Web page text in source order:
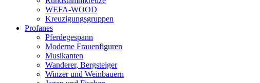
WEFA-WOOD
Kreuzigungsgruppen
Profanes
Pferdegespann
Moderne Frauenfiguren
Musikanten
Wanderer, Bergsteiger
Winzer und Weinbauern